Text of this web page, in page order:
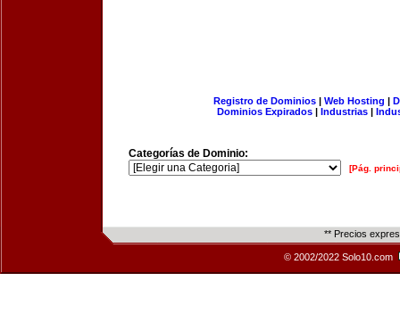
Registro de Dominios| Web Hosting |
Dominios Expirados | Industrias |
Categorías de Dominio:
[Pág.
** Precios
© 2002/2022 Solo10.com